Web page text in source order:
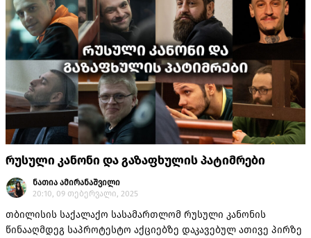
ნარკოტიკი ჩაუდო - მიაჩნიათ, რომ ისინი თბილისში
საპროტესტო აქციებში მონაწილეობის გამო ისჯებიან.
რუსული კანონი და გაზაფხულის პატიმრები
ნათია ამირანაშვილი
20:10, 09 თებერვალი, 2025
თბილისის საქალაქო სასამართლომ რუსული კანონის
წინააღმდეგ საპროტესტო აქციებზე დაკავებულ ათივე პირზე